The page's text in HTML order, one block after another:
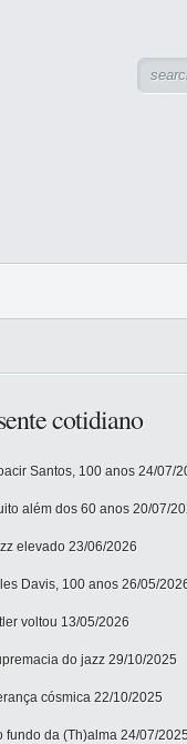
cotidiano
Santos, 100 anos 24/07/
além dos 60 anos 20/07/
elevado 23/06/2026
Davis, 100 anos 26/05/
voltou 13/05/2026
do jazz 29/10/2025
cósmica 22/10/2025
fundo da (Th)alma 24/07/